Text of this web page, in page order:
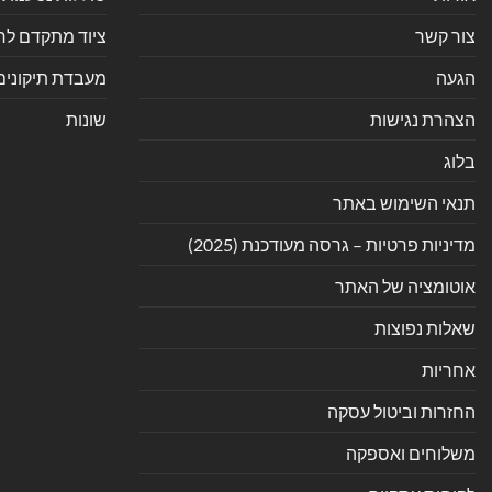
צור קשר
הגעה
הצהרת נגישות
בלוג
תנאי השימוש באתר
מדיניות פרטיות – גרסה מעודכנת (2025)
אוטומציה של האתר
שאלות נפוצות
אחריות
החזרות וביטול עסקה
משלוחים ואספקה
ציוד מתקדם
מעבדת
שונות